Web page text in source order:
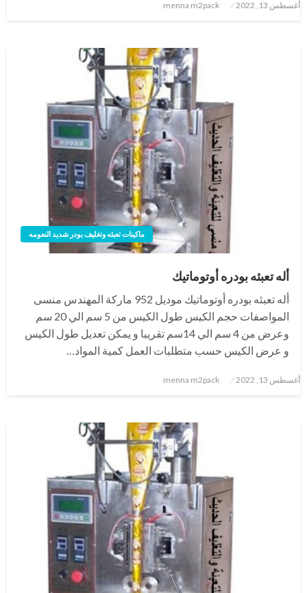
نُشر
أغسطس 13, 2022 menna m2pack
ماكينات تعبئه وتغليف بودر شديد النعومه
أله تعبئه بودره أوتوماتيك
أله تعبئه بودره أوتوماتيك موديل 952 ماركة المهندس منسى
المواصفات حجم الكيس طول الكيس من 5 سم الي 20 سم
وعرض من 4 سم الي 14سم تقريبا و يمكن تعديل طول الكيس
و عرض الكيس حسب متطلبات العمل كمية المواد…
نُشر
أغسطس 13, 2022 menna m2pack